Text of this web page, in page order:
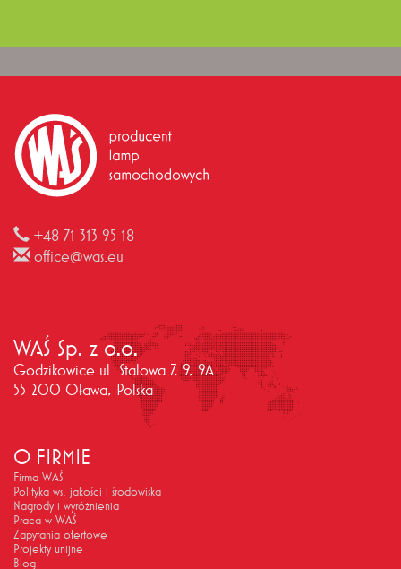
+48 71 313 95 18
office@was.eu
WAŚ Sp. z o.o.
Godzikowice ul. Stalowa 7, 9, 9A
55-200 Oława, Polska
O FIRMIE
Firma WAŚ
Polityka ws. jakości i środowiska
Nagrody i wyróżnienia
Praca w WAŚ
Zapytania ofertowe
Projekty unijne
Blog